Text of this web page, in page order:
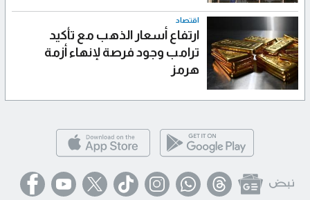
اقتصاد
ارتفاع أسعار الذهب مع تأكيد
ترامب وجود فرصة لإنهاء أزمة
هرمز